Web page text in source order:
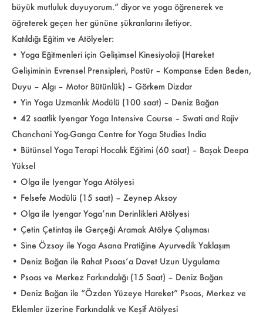
büyük mutluluk duyuyorum.” diyor ve yoga öğrenerek ve
öğreterek geçen her gününe şükranlarını iletiyor.
Katıldığı Eğitim ve Atölyeler:
• Yoga Eğitmenleri için Gelişimsel Kinesiyoloji (Hareket
Gelişiminin Evrensel Prensipleri, Postür – Kompanse Eden Beden,
Duyu – Algı – Motor Bütünlük) – Görkem Dizdar
• Yin Yoga Uzmanlık Modülü (100 saat) – Deniz Bağan
• 42 saatlik Iyengar Yoga Intensive Course – Swati and Rajiv
Chanchani Yog-Ganga Centre for Yoga Studies India
• Bütünsel Yoga Terapi Hocalık Eğitimi (60 saat) – Başak Deepa
Yüksel
• Olga ile Iyengar Yoga Atölyesi
• Felsefe Modülü (15 saat) – Zeynep Aksoy
• Olga ile Iyengar Yoga’nın Derinlikleri Atölyesi
• Çetin Çetintaş ile Gerçeği Aramak Atölye Çalışması
• Sine Özsoy ile Yoga Asana Pratiğine Ayurvedik Yaklaşım
• Deniz Bağan ile Rahat Psoas’a Davet Uzun Uygulama
• Psoas ve Merkez Farkındalığı (15 Saat) – Deniz Bağan
• Deniz Bağan ile “Özden Yüzeye Hareket” Psoas, Merkez ve
Eklemler üzerine Farkındalık ve Keşif Atölyesi